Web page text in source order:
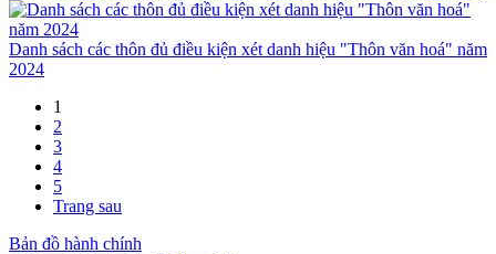
Danh sách các thôn đủ điều kiện xét danh hiệu "Thôn văn hoá" năm
2024
1
2
3
4
5
Trang sau
Bản đồ hành chính